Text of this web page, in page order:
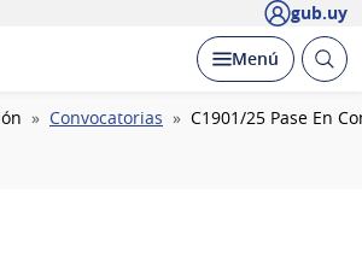
gub.uy
Desplegar
Menú Abrir
Convocatorias C1901/25 Pase En